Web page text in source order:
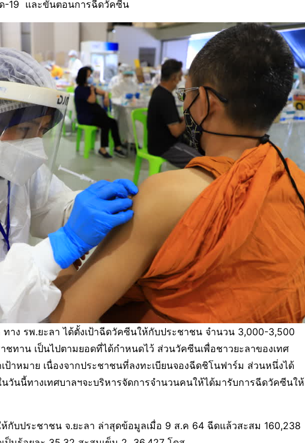
-19 และขั้นตอนการฉีดวัคซีน
าง รพ.ยะลา ได้ตั้งเป้าฉีดวัคซีนให้กับประชาชน จำนวน 3,000-3,500
ทาน เป็นไปตามยอดที่ได้กำหนดไว้ ส่วนวัคซีนเพื่อชาวยะลาของเทศ
ป้าหมาย เนื่องจากประชาชนที่ลงทะเบียนจองฉีดชิโนฟาร์ม ส่วนหนึ่งได้
นนี้ทางเทศบาลฯจะบริหารจัดการจำนวนคนให้ได้มารับการฉีดวัคซีนให้
บประชาชน จ.ยะลา ล่าสุดข้อมูลเมื่อ 9 ส.ค 64 ฉีดแล้วสะสม 160,238